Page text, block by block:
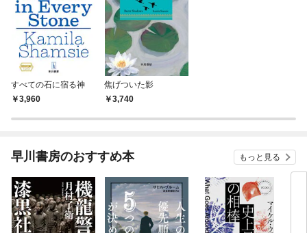
すべての石に宿る神
3,960
焦げついた影
3,740
早川書房のおすすめ本 もっと見る